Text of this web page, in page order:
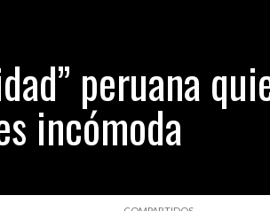
peruana
incómoda